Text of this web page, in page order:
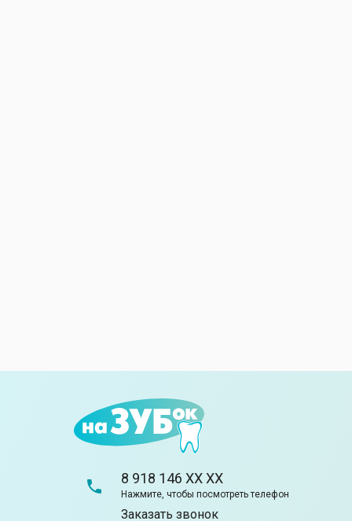
8 918 146 XX XX
Нажмите, чтобы посмотреть телефон
Заказать звонок